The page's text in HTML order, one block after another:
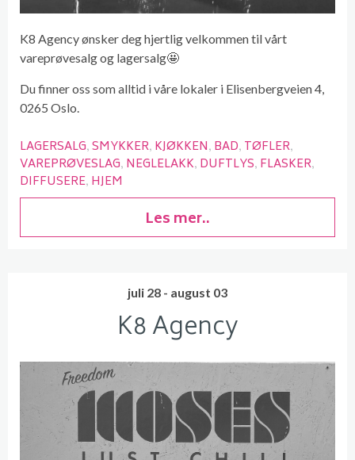
K8 Agency ønsker deg hjertlig velkommen til vårt
vareprøvesalg og lagersalg🤩
Du finner oss som alltid i våre lokaler i Elisenbergveien 4,
0265 Oslo.
LAGERSALG SMYKKER KJØKKEN BAD TØFLER
VAREPRØVESLAG NEGLELAKK DUFTLYS FLASKER
DIFFUSERE HJEM
Les mer..
juli 28 - august 03
K8 Agency